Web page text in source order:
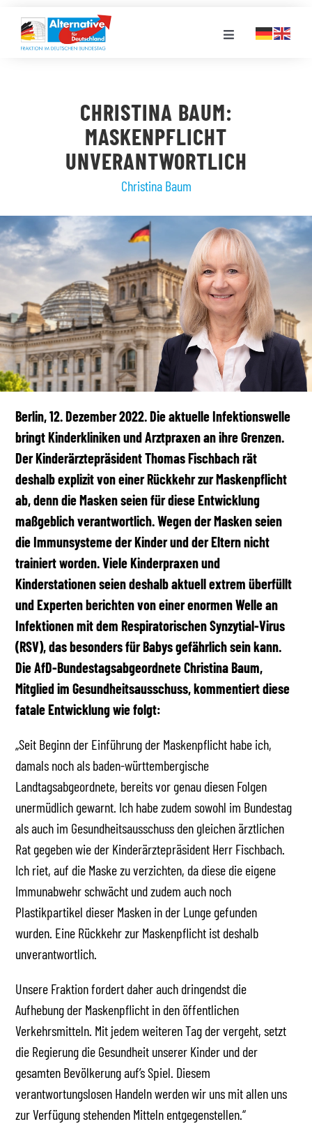
Inhalt
springen
Toggle
LANDESGRUPPEN
VERANSTALTUNGEN
PRESSE
STELLENPORTAL
MEDIATHEK
CHRISTINA BAUM:
MASKENPFLICHT
UNVERANTWORTLICH
Christina Baum
Berlin, 12. Dezember 2022. Die aktuelle Infektionswelle
bringt Kinderkliniken und Arztpraxen an ihre Grenzen.
Der Kinderärztepräsident Thomas Fischbach rät
deshalb explizit von einer Rückkehr zur Maskenpflicht
ab, denn die Masken seien für diese Entwicklung
maßgeblich verantwortlich. Wegen der Masken seien
die Immunsysteme der Kinder und der Eltern nicht
trainiert worden. Viele Kinderpraxen und
Kinderstationen seien deshalb aktuell extrem überfüllt
und Experten berichten von einer enormen Welle an
Infektionen mit dem Respiratorischen Synzytial-Virus
(RSV), das besonders für Babys gefährlich sein kann.
Die AfD-Bundestagsabgeordnete Christina Baum,
Mitglied im Gesundheitsausschuss, kommentiert diese
fatale Entwicklung wie folgt:
„Seit Beginn der Einführung der Maskenpflicht habe ich,
damals noch als baden-württembergische
Landtagsabgeordnete, bereits vor genau diesen Folgen
unermüdlich gewarnt. Ich habe zudem sowohl im Bundestag
als auch im Gesundheitsausschuss den gleichen ärztlichen
Rat gegeben wie der Kinderärztepräsident Herr Fischbach.
Ich riet, auf die Maske zu verzichten, da diese die eigene
Immunabwehr schwächt und zudem auch noch
Plastikpartikel dieser Masken in der Lunge gefunden
wurden. Eine Rückkehr zur Maskenpflicht ist deshalb
unverantwortlich.
Unsere Fraktion fordert daher auch dringendst die
Aufhebung der Maskenpflicht in den öffentlichen
Verkehrsmitteln. Mit jedem weiteren Tag der vergeht, setzt
die Regierung die Gesundheit unserer Kinder und der
gesamten Bevölkerung auf’s Spiel. Diesem
verantwortungslosen Handeln werden wir uns mit allen uns
zur Verfügung stehenden Mitteln entgegenstellen.“